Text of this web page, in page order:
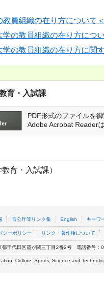
員組織の在り方について
の教員組織の在り方につ
の教員組織の在り方に関
育・入試課
PDF形式のファイルを
Adobe Acrobat Reader
育・入試課）
官公庁等リンク集 English キーワ
シーポリシー リンク・著作権について
千代田区霞が関三丁目2番2号 電話番号：
Culture, Sports, Science and